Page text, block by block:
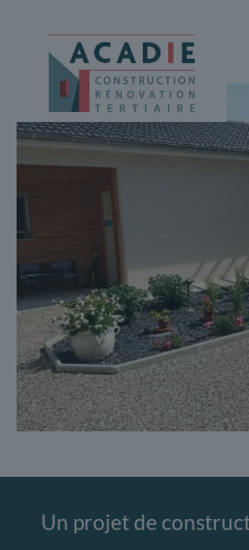
Un projet de